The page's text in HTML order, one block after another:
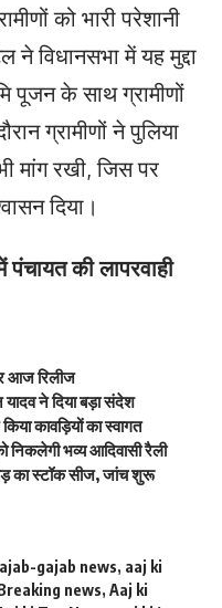
को भारी परेशानी
ने विधानसभा में यह मुद्दा
पूजन के साथ ग्रामीणों
ग्रामीणों ने पुलिया
मांग रखी, जिस पर
दिया।
पंचायत की लापरवाही
आज रिलीज
ने दिया बड़ा संदेश
कावड़ियों का स्वागत
भव्य आदिवासी रैली
का स्टॉक सीज, जांच शुरू
gajab news, aaj ki
news, Aaj ki